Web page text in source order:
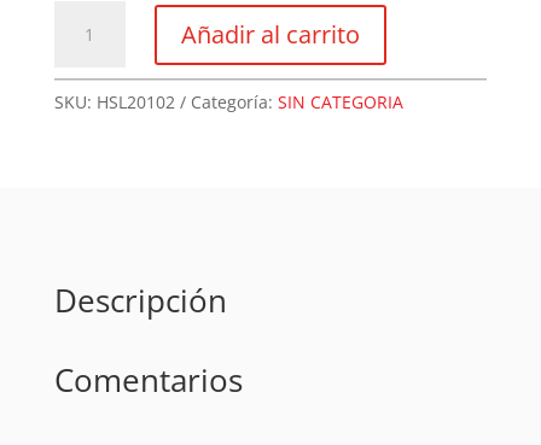
590-
Añadir al carrito
SKU: HSL20102 Categoría: SIN CATEGORIA
Descripción
Comentarios